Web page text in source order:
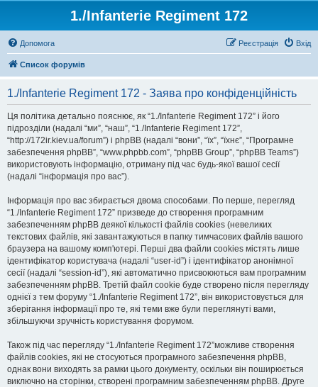
1./Infanterie Regiment 172
Допомога Вхід
Реєстрація
Список форумів
1./Infanterie Regiment 172 - Заява про конфіденційність
Ця політика детально пояснює, як “1./Infanterie Regiment 172” і його
підрозділи (надалі “ми”, “наш”, “1./Infanterie Regiment 172”,
“http://172ir.kiev.ua/forum”) і phpBB (надалі “вони”, “їх”, “їхнє”, “Програмне
забезпечення phpBB”, “www.phpbb.com”, “phpBB Group”, “phpBB Teams”)
використовують інформацію, отриману під час будь-якої вашої сесії
(надалі “інформація про вас”).
Інформація про вас збирається двома способами. По перше, перегляд
“1./Infanterie Regiment 172” призведе до створення програмним
забезпеченням phpBB деякої кількості файлів cookies (невеликих
текстових файлів, які завантажуються в папку тимчасових файлів вашого
браузера на вашому комп'ютері. Перші два файли cookies містять лише
ідентифікатор користувача (надалі “user-id”) і ідентифікатор анонімної
сесії (надалі “session-id”), які автоматично присвоюються вам програмним
забезпеченням phpBB. Третій файл cookie буде створено після перегляду
однієї з тем форуму “1./Infanterie Regiment 172”, він використовується для
зберігання інформації про те, які теми вже були переглянуті вами,
збільшуючи зручність користування форумом.
Також під час перегляду “1./Infanterie Regiment 172”можливе створення
файлів cookies, які не стосуються програмного забезпечення phpBB,
однак вони виходять за рамки цього документу, оскільки він поширюється
виключно на сторінки, створені програмним забезпеченням phpBB. Друге